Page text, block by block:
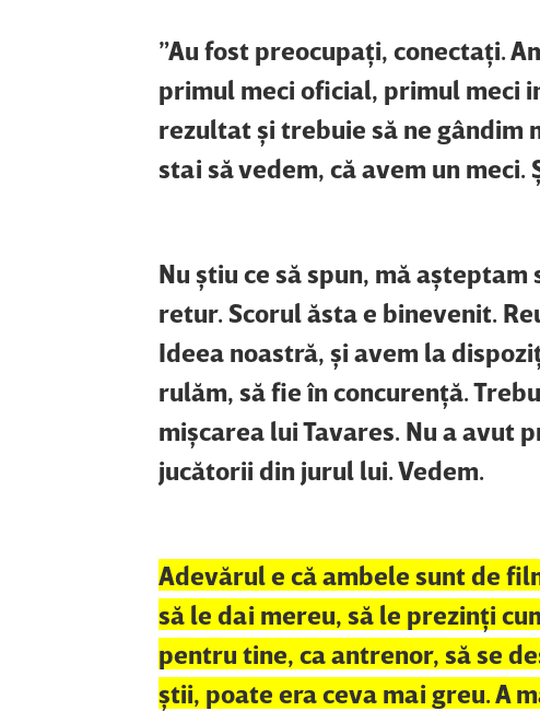
”Au fost preocupaţi, conectaţi.
primul meci oficial, primul meci
rezultat şi trebuie să ne gândim
stai să vedem, că avem un meci.
Nu ştiu ce să spun, mă
retur. Scorul ăsta e binevenit.
Ideea noastră, şi avem la
rulăm, să fie în concurenţă.
mişcarea lui Tavares. Nu a avut
jucătorii din jurul lui. Vedem.
Adevărul e că ambele sunt de
să le dai mereu, să le prezinţi
pentru tine, ca antrenor, să se
ştii, poate era ceva mai greu. A